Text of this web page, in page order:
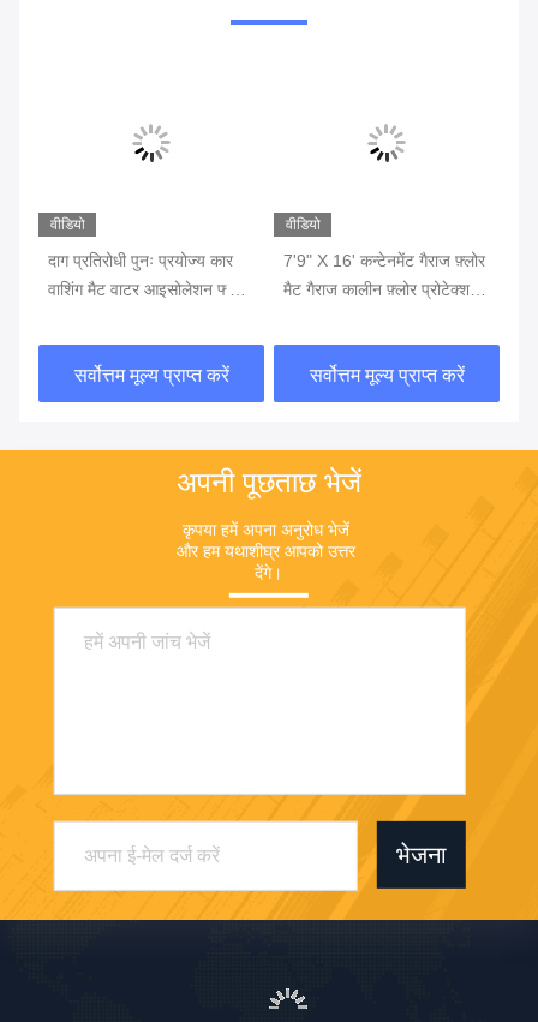
वीडियो
दाग प्रतिरोधी पुनः प्रयोज्य कार
वाशिंग मैट वाटर आइसोलेशन फ्लोर
सर्वोत्तम मूल्य प्राप्त करें
वीडियो
7'9" X 16' कन्टेनमेंट गैराज फ़्लोर
मैट गैराज कालीन फ़्लोर प्रोटेक्शन
मैट
सर्वोत्तम मूल्य प्राप्त करें
अपनी पूछताछ भेजें
कृपया हमें अपना अनुरोध भेजें
और हम यथाशीघ्र आपको उत्तर
देंगे।
भेजना